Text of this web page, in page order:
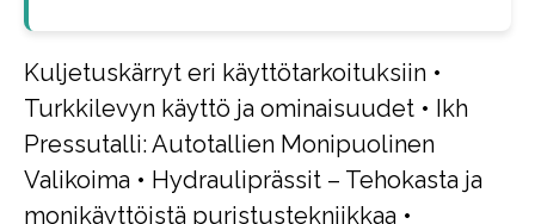
Kuljetuskärryt eri käyttötarkoituksiin •
Turkkilevyn käyttö ja ominaisuudet • Ikh
Pressutalli: Autotallien Monipuolinen
Valikoima • Hydrauliprässit – Tehokasta ja
monikäyttöistä puristustekniikkaa •